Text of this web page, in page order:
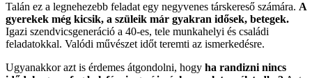
Talán ez a legnehezebb feladat egy negyvenes társkereső számára. A
gyerekek még kicsik, a szüleik már gyakran idősek, betegek.
Igazi szendvicsgeneráció a 40-es, tele munkahelyi és családi
feladatokkal. Valódi művészet időt teremti az ismerkedésre.
Ugyanakkor azt is érdemes átgondolni, hogy ha randizni nincs